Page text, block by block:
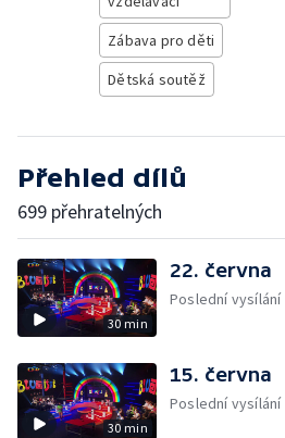
Zábava pro děti
Dětská soutěž
Přehled dílů
699 přehratelných
30 min
22. června
Poslední vysílání
30 min
15. června
Poslední vysílání